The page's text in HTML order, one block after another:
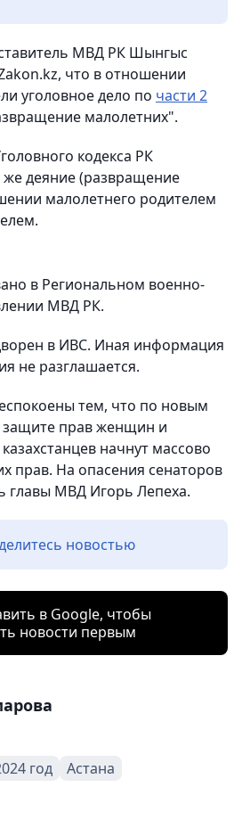
МВД РК Шынгыс
что в отношении
уголовное дело по части 2
малолетних".
кодекса РК
же деяние (развращение
малолетнего родителем
в Региональном военно-
МВД РК.
в ИВС. Иная информация
не разглашается.
тем, что по новым
защите прав женщин и
начнут массово
прав. На опасения сенаторов
главы МВД Игорь Лепеха.
новостью
в Google, чтобы
новости первым
год Астана